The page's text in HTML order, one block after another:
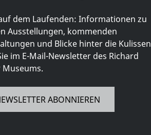
dem Laufenden: Informationen zu
Ausstellungen, kommenden
und Blicke hinter die Kulissen
im E-Mail-Newsletter des Richard
ABONNIEREN